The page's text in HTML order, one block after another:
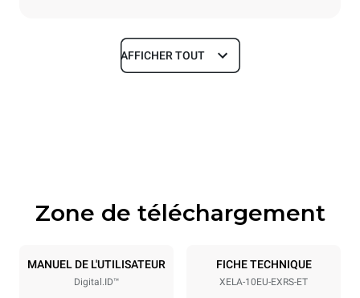
Dimensions
Caractéristiques de la plaque
10 600x400
Espace entre les plaques
AFFICHER TOUT
Zone de téléchargement
MANUEL DE L'UTILISATEUR
Digital.ID™
FICHE TECHNIQUE
XELA-10EU-EXRS-ET